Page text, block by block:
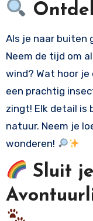
Als je naar buiten
Neem de tijd om
wind? Wat hoor je
een prachtig
zingt! Elk detail is
natuur. Neem je
wonderen!
Sluit